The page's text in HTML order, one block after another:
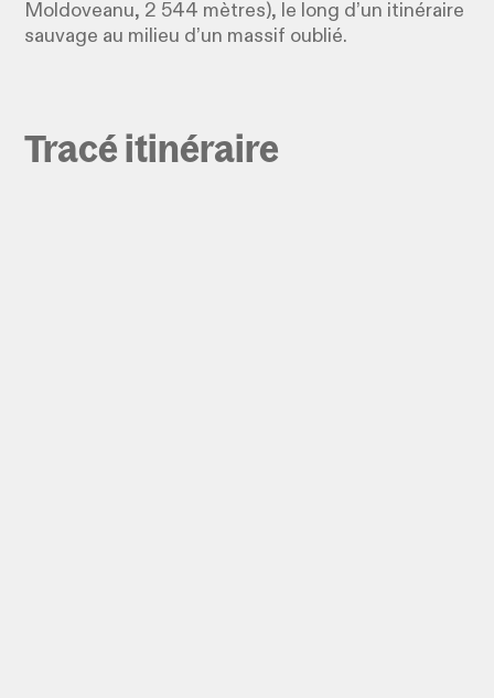
Moldoveanu, 2 544 mètres), le long d’un itinéraire
sauvage au milieu d’un massif oublié.
Tracé itinéraire